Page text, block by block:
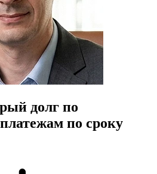
долг по
по сроку